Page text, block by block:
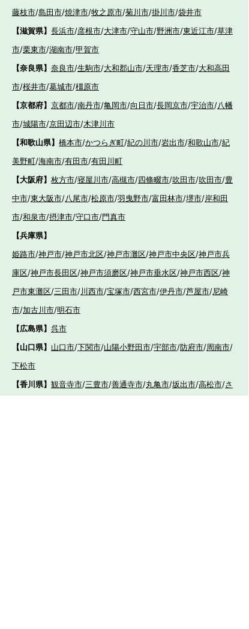
藤枝市/島田市/焼津市/牧之原市/菊川市/掛川市/袋井市
【滋賀県】 長浜市/彦根市/大津市/守山市/野洲市/東近江市/草津
市/栗東市/湖南市/甲賀市
【奈良県】 奈良市/生駒市/大和郡山市/天理市/香芝市/大和高田
市/桜井市/葛城市/橿原市
【京都府】 京都市/南丹市/亀岡市/向日市/長岡京市/宇治市/八幡
市/城陽市/京田辺市/木津川市
【和歌山県】 橋本市/かつらぎ町/紀の川市/岩出市/和歌山市/紀
美野町/海南市/有田市/有田川町
【大阪府】 枚方市/寝屋川市/高槻市/四條畷市/吹田市/吹田市/豊
中市/東大阪市/八尾市/松原市/羽曳野市/富田林市/堺市/岸和田
市/和泉市/摂津市/守口市/門真市
【兵庫県】
姫路市/神戸市/神戸市北区/神戸市灘区/神戸市中央区/神戸市兵
庫区/神戸市長田区/神戸市須磨区/神戸市垂水区/神戸市西区/神
戸市東灘区/三田市/川西市/宝塚市/西宮市/伊丹市/芦屋市/尼崎
市/加古川市/明石市
【広島県】 呉市
【山口県】 山口市/下関市/山陽小野田市/宇部市/防府市/周南市/
下松市
【香川県】 観音寺市/三豊市/善通寺市/丸亀市/坂出市/高松市/さ